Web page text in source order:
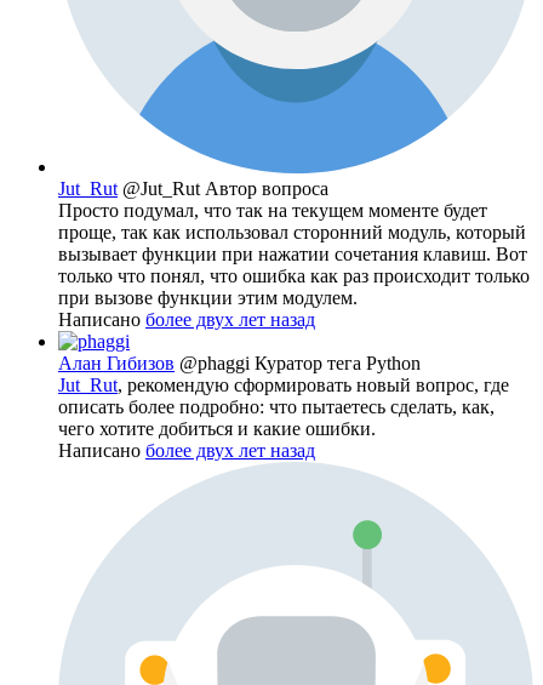
Jut_Rut @Jut_Rut Автор вопроса
Просто подумал, что так на текущем моменте будет
проще, так как использовал сторонний модуль, который
вызывает функции при нажатии сочетания клавиш. Вот
только что понял, что ошибка как раз происходит только
при вызове функции этим модулем.
Написано более двух лет назад
Алан Гибизов @phaggi Куратор тега Python
Jut_Rut, рекомендую сформировать новый вопрос, где
описать более подробно: что пытаетесь сделать, как,
чего хотите добиться и какие ошибки.
Написано более двух лет назад